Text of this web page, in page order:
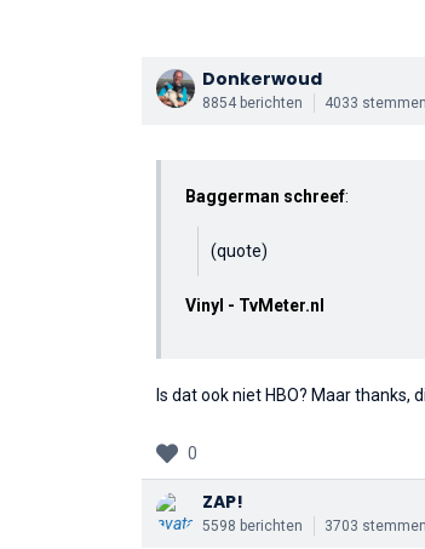
Donkerwoud
8854 berichten 4033 stemmen
Baggerman schreef:
(quote)
Vinyl - TvMeter.nl
Is dat ook niet HBO? Maar thanks,
0
ZAP!
5598 berichten 3703 stemmen